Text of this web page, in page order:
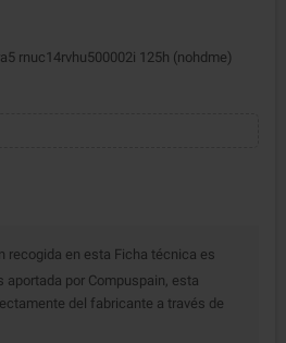
rnuc14rvhu500002i 125h (nohdme)
recogida en esta Ficha técnica es
aportada por Compuspain, esta
del fabricante a través de